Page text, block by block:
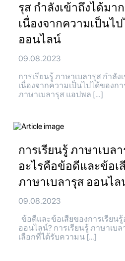
รุส กำลังเข้าถึงได้มา
เนื่องจากความเป็นไ
ออนไลน์
09.08.2023
การเรียนรู้ ภาษาเบลารุส กำลัง
เนื่องจากความเป็นไปได้ของก
ภาษาเบลารุส แอปพล […]
การเรียนรู้ ภาษาเบล
อะไรคือข้อดีและข้อเ
ภาษาเบลารุส ออนไล
09.08.2023
ข้อดีและข้อเสียของการเรียน
ออนไลน์? การเรียนรู้ ภาษาเบ
เลือกที่ได้รับความน […]